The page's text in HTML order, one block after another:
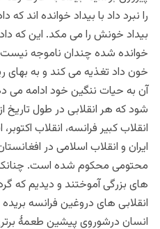
را نبرد داد با بیداد خوانده اند
بیداد خونش را می مکد. این که
خوانده شده چندان ناموجه نیست؛
خون داد تغذیه می کند و به بهای
آن به حیات ننگین خود ادامه می
شود که هر انقلابی در طول تاریخ
انقلاب کبیر فرانسه، انقلاب
ایران و انقلاب اسلامی در
محتومی محکوم شده است.
های بزرگی آموختند و دیدیم که
انقلابی های دروغین فرانسه
انسان درشوروی پیشین طعمۀ